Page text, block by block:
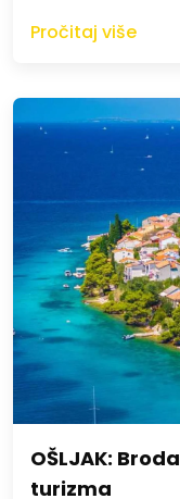
Pročitaj više
OŠLJAK:
turizma